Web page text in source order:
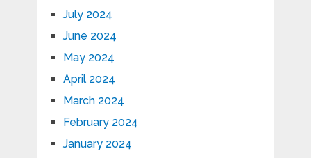
July 2024
June 2024
May 2024
April 2024
March 2024
February 2024
January 2024